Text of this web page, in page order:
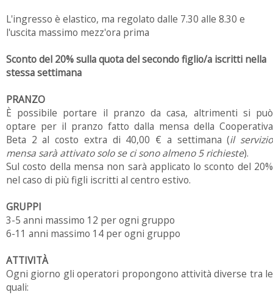
L'ingresso è elastico, ma regolato dalle 7.30 alle 8.30 e
l'uscita massimo mezz'ora prima
Sconto del 20% sulla quota del secondo figlio/a iscritti nella
stessa settimana
PRANZO
È possibile portare il pranzo da casa, altrimenti si può
optare per il pranzo fatto dalla mensa della Cooperativa
Beta 2 al costo extra di 40,00 € a settimana (il servizio
mensa sarà attivato solo se ci sono almeno 5 richieste).
Sul costo della mensa non sarà applicato lo sconto del 20%
nel caso di più figli iscritti al centro estivo.
GRUPPI
3-5 anni massimo 12 per ogni gruppo
6-11 anni massimo 14 per ogni gruppo
ATTIVITÀ
Ogni giorno gli operatori propongono attività diverse tra le
quali: